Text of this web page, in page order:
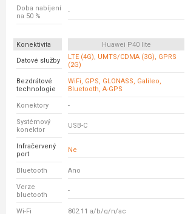
Doba nabíjení
na 50 %
-
Konektivita Huawei P40 lite
Datové služby
LTE (4G), UMTS/CDMA (3G), GPRS
(2G)
Bezdrátové
technologie
WiFi, GPS, GLONASS, Galileo,
Bluetooth, A-GPS
Konektory -
Systémový
konektor
USB-C
Infračervený
port
Ne
Bluetooth Ano
Verze
bluetooth
-
Wi-Fi 802.11 a/b/g/n/ac